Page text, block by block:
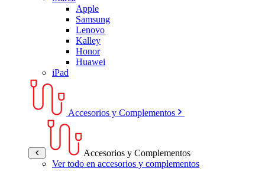
Apple
Samsung
Lenovo
Kalley
Honor
Huawei
iPad
Accesorios y Complementos
Accesorios y Complementos
Ver todo en accesorios y complementos